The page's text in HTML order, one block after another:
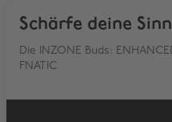
Schärfe deine
Die INZONE Buds:
FNATIC